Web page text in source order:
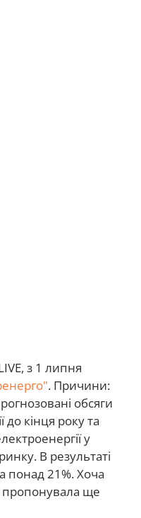
з 1 липня
. Причини:
обсяги
кінця року та
у
В результаті
понад 21%. Хоча
пропонувала ще